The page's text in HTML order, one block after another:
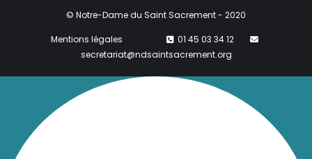
© Notre-Dame du Saint Sacrement - 2020
Mentions légales
01 45 03 34 12
secretariat@ndsaintsacrement.org